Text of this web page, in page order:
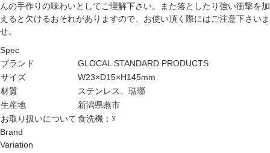
んの手作りの味わいとしてご理解下さい。また落としたり強い衝撃を加
えると欠けるおそれがありますので、お使い頂く際にはご注意下さいま
せ。
Spec
ブランド
GLOCAL STANDARD PRODUCTS
サイズ
W23×D15×H145mm
材質
ステンレス、琺瑯
生産地
新潟県燕市
お取り扱いについて食洗機：☓
Brand
Variation